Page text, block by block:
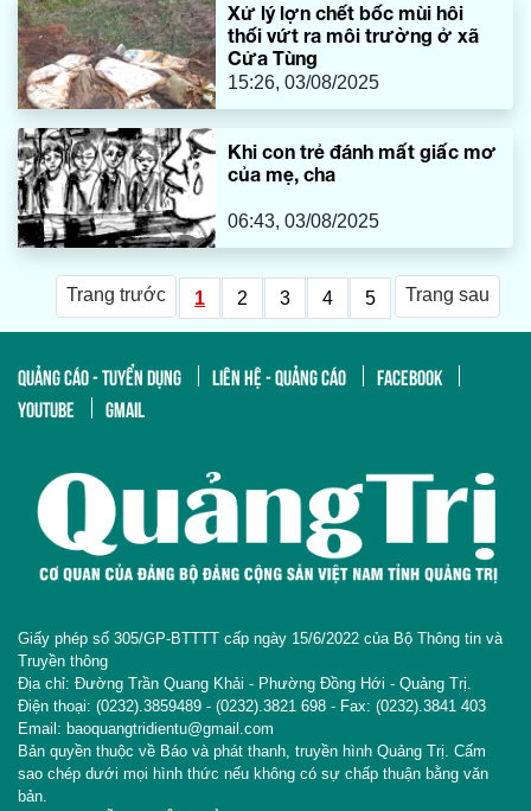
Xử lý lợn chết bốc mùi hôi
thối vứt ra môi trường ở xã
Cửa Tùng
15:26, 03/08/2025
Khi con trẻ đánh mất giấc mơ
của mẹ, cha
06:43, 03/08/2025
Trang trước 1 2 3 4 5 Trang sau
QUẢNG CÁO - TUYỂN DỤNG LIÊN HỆ - QUẢNG CÁO
FACEBOOK
YOUTUBE
GMAIL
Giấy phép số 305/GP-BTTTT cấp ngày 15/6/2022 của Bộ Thông tin và
Truyền thông
Địa chỉ: Đường Trần Quang Khải - Phường Đồng Hới - Quảng Trị.
Điện thoại: (0232).3859489 - (0232).3821 698 - Fax: (0232).3841 403
Email: baoquangtridientu@gmail.com
Bản quyền thuộc về Báo và phát thanh, truyền hình Quảng Trị. Cấm
sao chép dưới mọi hình thức nếu không có sự chấp thuận bằng văn
bản.